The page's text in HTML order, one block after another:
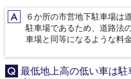
A６か所の市営地下駐車場は
駐車場であるため、道路法
車場と同等になるような料
Q
最低地上高の低い車は駐